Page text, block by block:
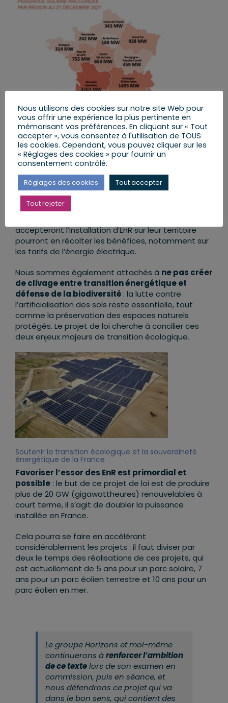
Nous défendons ce projet de loi
Nous défendons ce projet de loi parce qu’il
s’attache à ne pas provoquer cette accélération,
nécessaire, au détriment des citoyens.
Il est prévu lepartage territorial de la valeur
accepteront l’installation d’EnR sur leur territoire
pourront en récolter les bénéfices, notamment sur
les tarifs de l’énergie électrique.
Nous sommes également attachés à ne pas créer
de clivage entre transition énergétique et
défense de la biodiversité : la lutte contre
l’artificialisation des sols reste essentielle, tout
comme la préservation des espaces naturels
protégés. Le projet de loi cherche à concilier ces
deux enjeux majeurs de transition écologique.
Soutenir la transition écologique et la souveraineté
énergétique de la France
Favoriser l’essor des EnR est primordial et
possible : le but de ce projet de loi est de produire
plus de 20 GW (gigawattheures) renouvelables à
court terme, il s’agit de doubler la puissance
installée en France.
Cela pourra se faire en accélérant
considérablement les projets : il faut diviser par
deux le temps des réalisations de ces projets, qui
est actuellement de 5 ans pour un parc solaire, 7
ans pour un parc éolien terrestre et 10 ans pour un
parc éolien en mer.
Le groupe Horizons et moi-même
continuerons àrenforcer l’ambition
de ce textelors de son examen en
commission, puis en séance, et
nous défendrons ce projet qui va
dans le bon sens, qui contient des
Nous utilisons des cookies sur notre site Web pour
vous offrir une expérience la plus pertinente en
mémorisant vos préférences. En cliquant sur « Tout
accepter », vous consentez à l'utilisation de TOUS
les cookies. Cependant, vous pouvez cliquer sur les
« Réglages des cookies » pour fournir un
consentement contrôlé.
Réglages des cookies Tout accepter
Tout rejeter